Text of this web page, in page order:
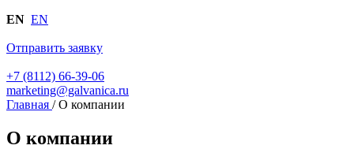
EN EN
Отправить заявку
+7 (8112) 66-39-06
marketing@galvanica.ru
Главная / О компании
О компании